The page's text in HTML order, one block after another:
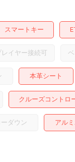
スマートキー
イヤー接続可
本革シート
クルーズコントロ
ーダウン アル